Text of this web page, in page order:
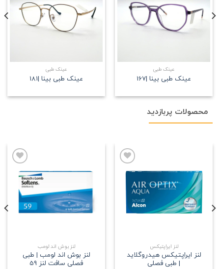
علاقه
مندی
عینک طبی
عینک طبی بینا |167
علاقه
مندی
عینک طبی
عینک طبی بینا |181
محصولات پربازدید
مندی
لنز ایراپتیکس
لنز ایراپتیکس هیدروگلاید
| طبی فصلی
علاقه
مندی
لنز بوش اند لومب
لنز بوش اند لومب | طبی
فصلی سافت لنز 59